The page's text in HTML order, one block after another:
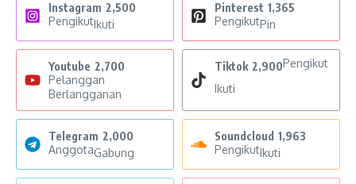
Instagram 2,500
PengikutIkuti
Pinterest 1,365
PengikutPin
Youtube 2,700
Pelanggan
Berlangganan
Tiktok 2,900Pengikut
Ikuti
Telegram 2,000
AnggotaGabung
Soundcloud 1,963
PengikutIkuti